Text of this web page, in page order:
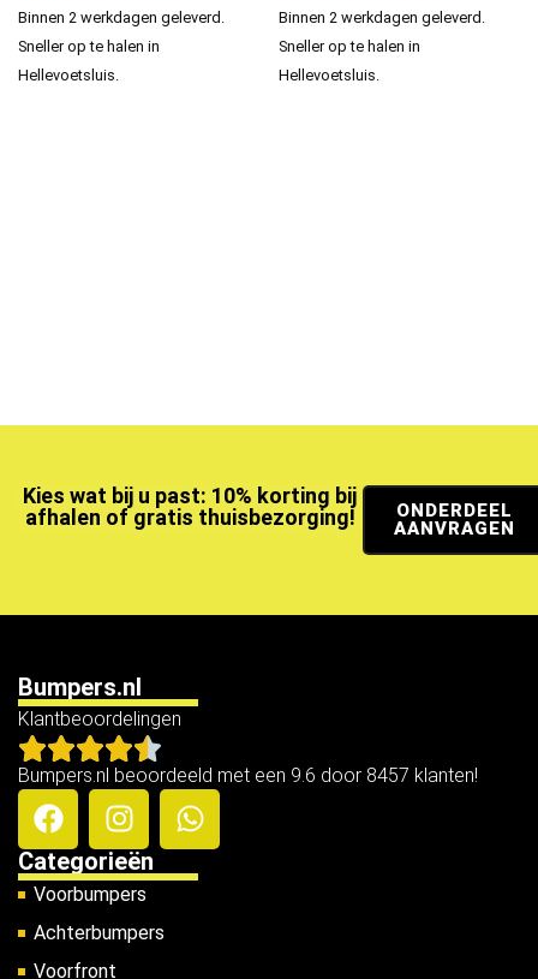
Binnen 2 werkdagen geleverd.
Sneller op te halen in
Hellevoetsluis.
Binnen 2 werkdagen geleverd.
Sneller op te halen in
Hellevoetsluis.
Kies wat bij u past: 10% korting bij
afhalen of gratis thuisbezorging!
ONDERDEEL
AANVRAGEN
Bumpers.nl
Klantbeoordelingen
Bumpers.nl beoordeeld met een 9.6 door 8457 klanten!
Categorieën
Voorbumpers
Achterbumpers
Voorfront